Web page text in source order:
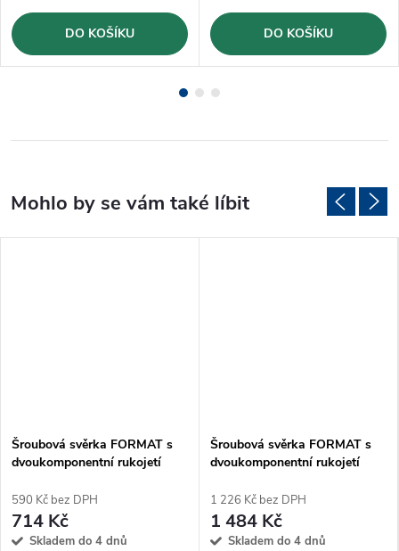
DO KOŠÍKU DO KOŠÍKU
Šroubová svěrka FORMAT s
dvoukomponentní rukojetí
590 Kč bez DPH
714 Kč
Skladem do 4 dnů
Šroubová svěrka FORMAT s
dvoukomponentní rukojetí
1 226 Kč bez DPH
1 484 Kč
Skladem do 4 dnů